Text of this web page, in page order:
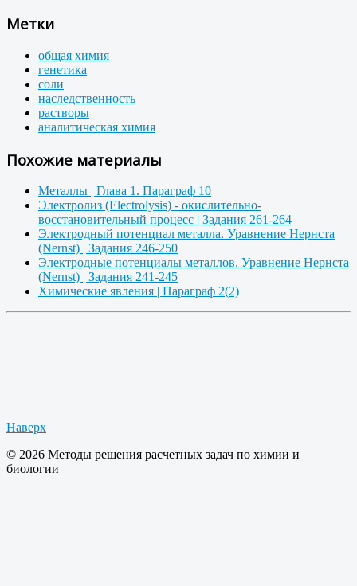
Метки
общая химия
генетика
соли
наследственность
растворы
аналитическая химия
Похожие материалы
Металлы | Глава 1. Параграф 10
Электролиз (Electrolysis) - окислительно-
восстановительный процесс | Задания 261-264
Электродный потенциал металла. Уравнение Нернста
(Nernst) | Задания 246-250
Электродные потенциалы металлов. Уравнение Нернста
(Nernst) | Задания 241-245
Химические явления | Параграф 2(2)
Наверх
© 2026 Методы решения расчетных задач по химии и
биологии